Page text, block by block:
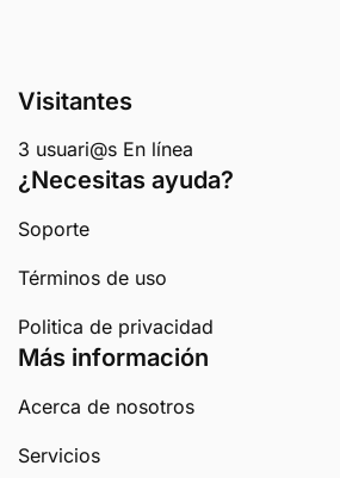
Visitantes
3 usuari@s En línea
¿Necesitas ayuda?
Soporte
Términos de uso
Politica de privacidad
Más información
Acerca de nosotros
Servicios